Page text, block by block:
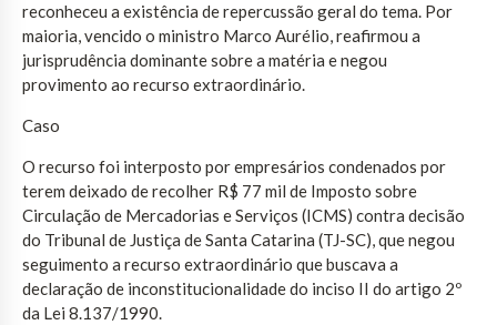
reconheceu a existência de repercussão geral do tema. Por
maioria, vencido o ministro Marco Aurélio, reafirmou a
jurisprudência dominante sobre a matéria e negou
provimento ao recurso extraordinário.
Caso
O recurso foi interposto por empresários condenados por
terem deixado de recolher R$ 77 mil de Imposto sobre
Circulação de Mercadorias e Serviços (ICMS) contra decisão
do Tribunal de Justiça de Santa Catarina (TJ-SC), que negou
seguimento a recurso extraordinário que buscava a
declaração de inconstitucionalidade do inciso II do artigo 2º
da Lei 8.137/1990.